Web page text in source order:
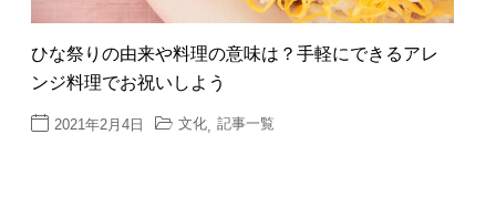
ひな祭りの由来や料理の意味は？手軽にできるアレ
ンジ料理でお祝いしよう
2021年2月4日 文化, 記事一覧